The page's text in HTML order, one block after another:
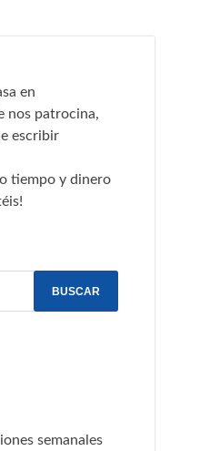
en
nos patrocina,
escribir
tiempo y dinero
semanales